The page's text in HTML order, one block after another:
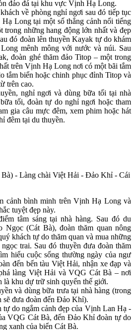
đảo đá tại khu vực Vịnh Hạ Long.
về phòng nghỉ ngơi sau đó tiếp tục
Long tại một số thắng cảnh nổi tiếng
trong những hang động lớn nhất và đẹp
đó đoàn lên thuyền Kayak tự do khám
mênh mông với nước và núi. Sau
đoàn ghé thăm đảo Titop – một trong
trên Vịnh Hạ Long nơi có một bãi tắm
tắm biển hoặc chinh phục đỉnh Titop và
trên cao.
nghỉ ngơi và dùng bữa tối tại nhà
tối, đoàn tự do nghỉ ngơi hoặc tham
gia câu mực đêm, xem phim hoặc hát
đêm tại du thuyền.
- Làng chài Việt Hải - Đảo Khỉ - Cái
cảnh bình minh trên Vịnh Hạ Long và
tuyệt đẹp này.
tâm sáng tại nhà hàng. Sau đó du
Ngọc (Cát Bà), đoàn thăm quan nông
khách tự do thăm quan và mua những
trai. Sau đó thuyền đưa đoàn thăm
hiểu cuộc sống thường ngày của ngư
đến bến tàu Việt Hải, nhận xe đạp và
làng Việt Hải và VQG Cát Bà – nơi
khu dự trữ sinh quyển thế giới.
và dùng bữa trưa tại nhà hàng (trong
sẽ đưa đoàn đến Đảo Khỉ).
tự do ngắm cảnh đẹp của Vịnh Lan Hạ -
VQG Cát Bà, đến Đảo Khỉ đoàn tự do
xanh của biển Cát Bà.